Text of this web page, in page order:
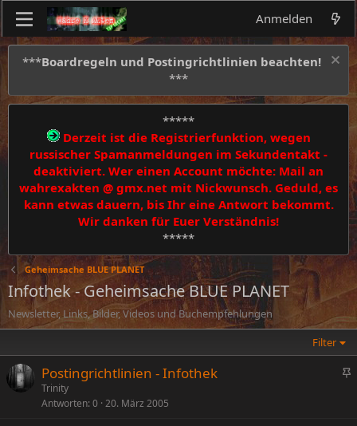
Anmelden
***Boardregeln und Postingrichtlinien beachten!
***
*****
Derzeit ist die Registrierfunktion, wegen
russischer Spamanmeldungen im Sekundentakt -
deaktiviert. Wer einen Account möchte: Mail an
wahrexakten @ gmx.net mit Nickwunsch. Geduld, es
kann etwas dauern, bis Ihr eine Antwort bekommt.
Wir danken für Euer Verständnis!
*****
Geheimsache BLUE PLANET
Infothek - Geheimsache BLUE PLANET
Newsletter, Links, Bilder, Videos und Buchempfehlungen
Filter
A
Postingrichtlinien - Infothek
Trinity
Antworten 0 20. März 2005